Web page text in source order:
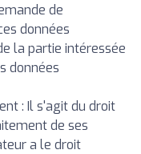
de
données
la partie intéressée
données
: Il s'agit du droit
de ses
a le droit